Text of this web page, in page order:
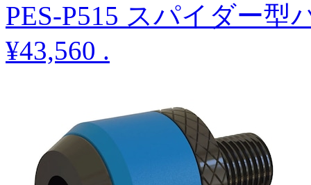
PES-P515 スパイダー型
¥43,560 .